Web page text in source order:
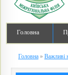
Головна
Головна » Важливі